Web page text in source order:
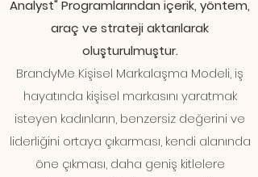
Analyst" Programlarından içerik, yöntem,
araç ve strateji aktarılarak
oluşturulmuştur.
BrandyMe Kişisel Markalaşma Modeli, iş
hayatında kişisel markasını yaratmak
isteyen kadınların, benzersiz değerini ve
liderliğini ortaya çıkarması, kendi alanında
öne çıkması, daha geniş kitlelere